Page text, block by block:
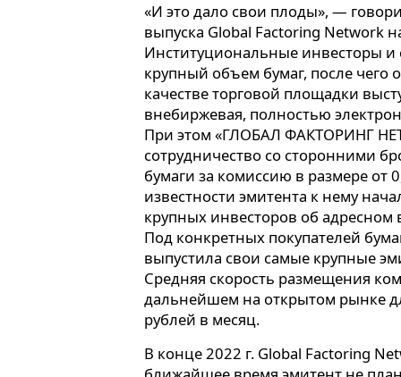
«И это дало свои плоды», —
выпуска Global Factoring Network
Институциональные инвесторы и
крупный объем бумаг, после чего
качестве торговой площадки
внебиржевая, полностью
При этом «ГЛОБАЛ ФАКТОРИНГ
сотрудничество со сторонними
бумаги за комиссию в размере от
известности эмитента к нему
крупных инвесторов об
Под конкретных покупателей
выпустила свои самые крупные
Средняя скорость размещения
дальнейшем на открытом рынке
рублей в месяц.
В конце 2022 г. Global Factoring